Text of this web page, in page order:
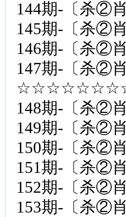
144期-〔杀②
145期-〔杀②
146期-〔杀②
147期-〔杀②
148期-〔杀②
149期-〔杀②
150期-〔杀②
151期-〔杀②
152期-〔杀②
153期-〔杀②